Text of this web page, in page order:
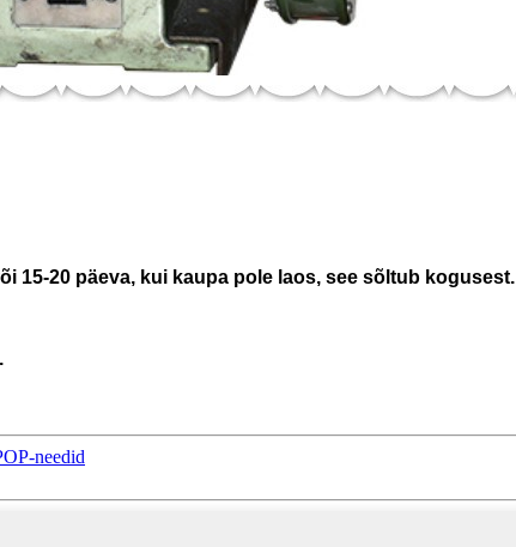
15-20 päeva, kui kaupa pole laos, see sõltub kogusest.
needid